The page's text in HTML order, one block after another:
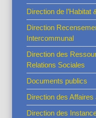
Direction de l’Habitat
Direction
Intercommunal
Direction des
Relations Sociales
Documents publics
Direction des
Direction des